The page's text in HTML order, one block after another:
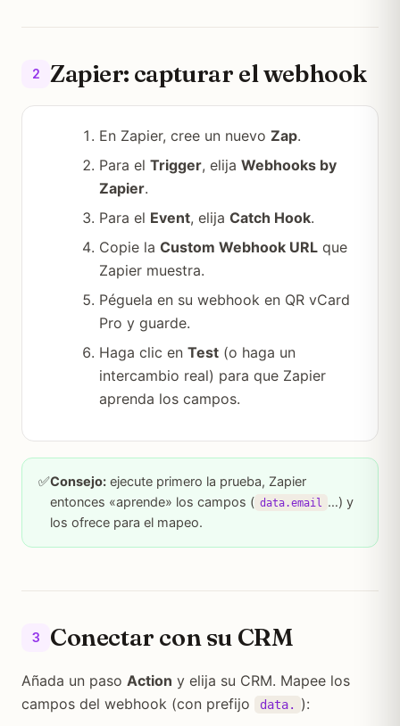
2 Zapier: capturar el webhook
En Zapier, cree un nuevo Zap.
Para el Trigger, elija Webhooks by
Zapier.
Para el Event, elija Catch Hook.
Copie la Custom Webhook URL que
Zapier muestra.
Péguela en su webhook en QR vCard
Pro y guarde.
Haga clic en Test (o haga un
intercambio real) para que Zapier
aprenda los campos.
✅Consejo: ejecute primero la prueba, Zapier
entonces «aprende» los campos ( data.email …) y
los ofrece para el mapeo.
3 Conectar con su CRM
Añada un paso Action y elija su CRM. Mapee los
campos del webhook (con prefijo
data. ):